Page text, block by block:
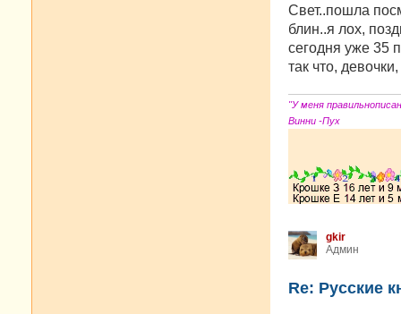
о
щ
е
и
Свет..пошла
блин..я лох,
сегодня уже 35
так что,
"У меня
Винни -Пух
gkir
Админ
Re: Русские